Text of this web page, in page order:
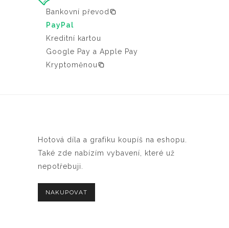
Bankovní převod
PayPal
Kreditní kartou
Google Pay a Apple Pay
Kryptoměnou
Hotová díla a grafiku koupíš na eshopu.
Také zde nabízím vybavení, které už
nepotřebuji.
NAKUPOVAT